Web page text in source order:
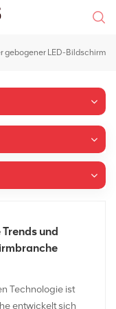
gebogener LED-Bildschirm
und
Technologie ist
entwickelt sich